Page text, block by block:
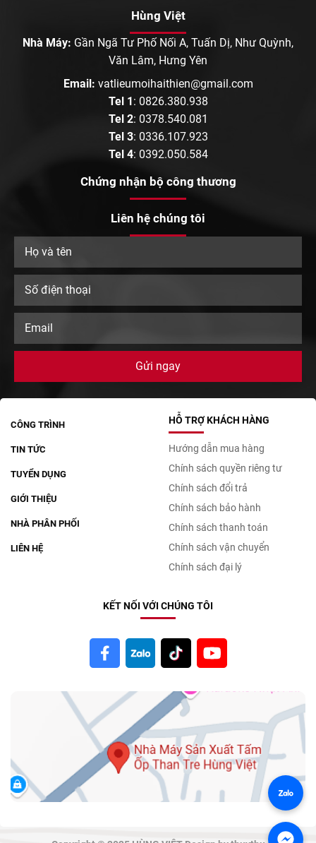
Hùng Việt
Nhà Máy: Gần Ngã Tư Phố Nối A, Tuấn Dị, Như Quỳnh,
Văn Lâm, Hưng Yên
Email: vatlieumoihaithien@gmail.com
Tel 1: 0826.380.938
Tel 2: 0378.540.081
Tel 3: 0336.107.923
Tel 4: 0392.050.584
Chứng nhận bộ công thương
Liên hệ chúng tôi
CÔNG TRÌNH
TIN TỨC
TUYỂN DỤNG
GIỚI THIỆU
NHÀ PHÂN PHỐI
LIÊN HỆ
HỖ TRỢ KHÁCH HÀNG
Hướng dẫn mua hàng
Chính sách quyền riêng tư
Chính sách đổi trả
Chính sách bảo hành
Chính sách thanh toán
Chính sách vận chuyển
Chính sách đại lý
KẾT NỐI VỚI CHÚNG TÔI